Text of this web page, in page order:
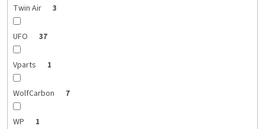
Twin Air 3
UFO 37
Vparts 1
WolfCarbon 7
WP 1